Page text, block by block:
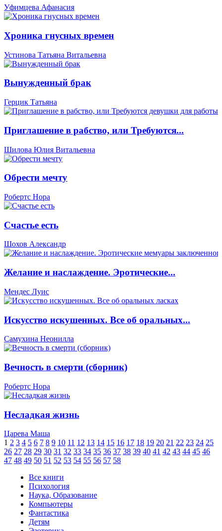
Уфимцева Афанасия
Хроника гнусных времен
Устинова Татьяна Витальевна
Вынужденный брак
Герцик Татьяна
Приглашение в рабство, или Требуются...
Шилова Юлия Витальевна
Обрести мечту
Робертс Нора
Счастье есть
Шохов Александр
Желание и наслаждение. Эротические...
Мендес Луис
Искусство искушенных. Все об оральных...
Самухина Неонилла
Вечность в смерти (сборник)
Робертс Нора
Несладкая жизнь
Царева Маша
1 2 3 4 5 6 7 8 9 10 11 12 13 14 15 16 17 18 19 20 21 22 23 24 25
26 27 28 29 30 31 32 33 34 35 36 37 38 39 40 41 42 43 44 45 46
47 48 49 50 51 52 53 54 55 56 57 58
Все книги
Психология
Наука, Образование
Компьютеры
Фантастика
Детям